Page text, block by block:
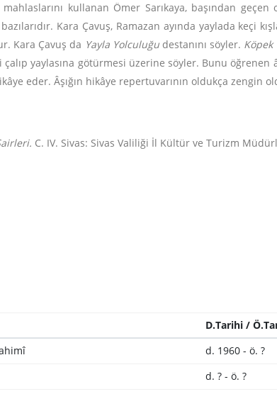
kullanan Ömer Sarıkaya, başından geçen
Kara Çavuş, Ramazan ayında yaylada keçi
Kara Çavuş da Yayla Yolculuğudestanını söyler. Köpek
çalıp yaylasına götürmesi üzerine söyler. Bunu
eder. Âşığın hikâye repertuvarının oldukça zengin
C. IV. Sivas: Sivas Valiliği İl Kültür ve Turizm
D.Tarihi /
d. 1960 - ö. ?
d. ? - ö. ?